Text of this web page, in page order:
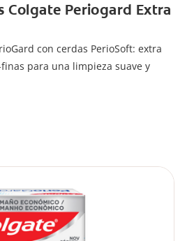
Colgate Periogard Extra
con cerdas PerioSoft: extra
para una limpieza suave y